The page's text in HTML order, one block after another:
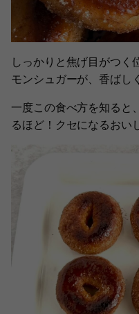
しっかりと焦げ目がつく
モンシュガーが、香ばし
一度この食べ方を知ると
るほど！クセになるおい